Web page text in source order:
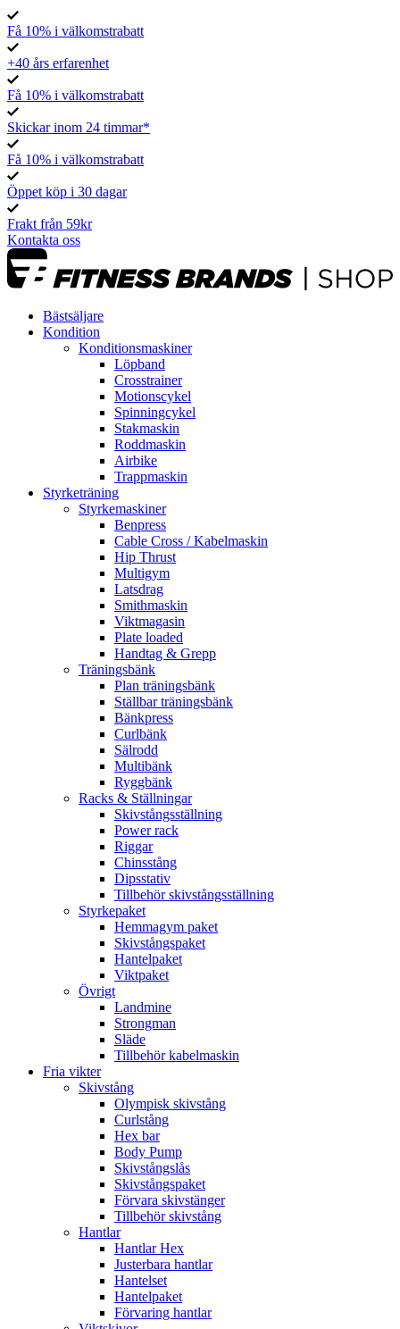
Få 10% i välkomstrabatt
+40 års erfarenhet
Få 10% i välkomstrabatt
Skickar inom 24 timmar*
Få 10% i välkomstrabatt
Öppet köp i 30 dagar
Frakt från 59kr
Kontakta oss
Bästsäljare
Kondition
Konditionsmaskiner
Löpband
Crosstrainer
Motionscykel
Spinningcykel
Stakmaskin
Roddmaskin
Airbike
Trappmaskin
Styrketräning
Styrkemaskiner
Benpress
Cable Cross / Kabelmaskin
Hip Thrust
Multigym
Latsdrag
Smithmaskin
Viktmagasin
Plate loaded
Handtag & Grepp
Träningsbänk
Plan träningsbänk
Ställbar träningsbänk
Bänkpress
Curlbänk
Sälrodd
Multibänk
Ryggbänk
Racks & Ställningar
Skivstångsställning
Power rack
Riggar
Chinsstång
Dipsstativ
Tillbehör skivstångsställning
Styrkepaket
Hemmagym paket
Skivstångspaket
Hantelpaket
Viktpaket
Övrigt
Landmine
Strongman
Släde
Tillbehör kabelmaskin
Fria vikter
Skivstång
Olympisk skivstång
Curlstång
Hex bar
Body Pump
Skivstångslås
Skivstångspaket
Förvara skivstänger
Tillbehör skivstång
Hantlar
Hantlar Hex
Justerbara hantlar
Hantelset
Hantelpaket
Förvaring hantlar